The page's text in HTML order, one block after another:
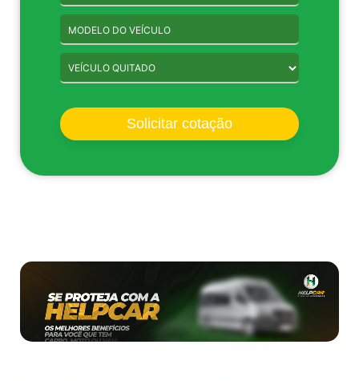
Solicitar cotação